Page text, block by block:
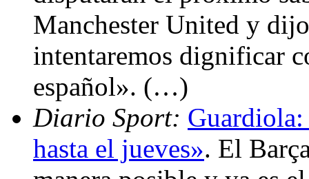
Manchester United y
intentaremos dignificar
español». (…)
Diario Sport:
hasta el jueves». El